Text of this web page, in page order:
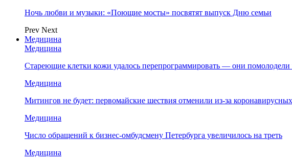
Ночь любви и музыки: «Поющие мосты» посвятят выпуск Дню семьи
Prev Next
Медицина
Медицина
Стареющие клетки кожи удалось перепрограммировать — они помолодели
Медицина
Митингов не будет: первомайские шествия отменили из-за
Медицина
Число обращений к бизнес-омбудсмену Петербурга увеличилось на треть
Медицина